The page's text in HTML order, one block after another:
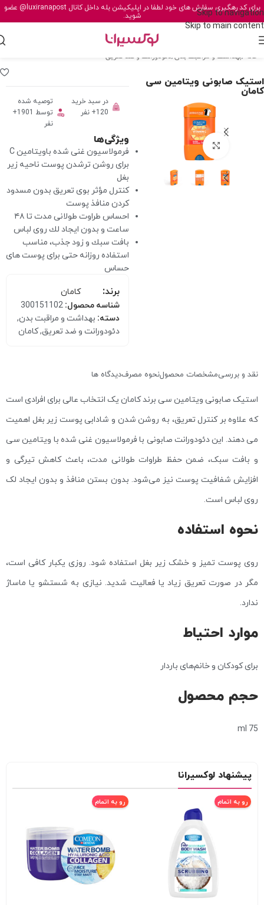
Skip to navigation
Skip to main content
برای کد رهگیری سفارش های خود لطفا در اپلیکیشن بله داخل کانال@luxiranapost عضو
شوید.
خانه /بهداشت و مراقبت بدن /دئودورانت و ضد تعریق
استیک صابونی ویتامین سی
کامان
برای بزرگنمایی کلیک کنید
در سبد خرید
120+ نفر
توصیه شده
توسط 1901+
نفر
ویژگی‌ها
فرمولاسيون غنى شده باويتامين C
براى روشن ترشدن پوست ناحيه زير
بغل
كنترل مؤثر بوى تعريق بدون مسدود
كردن منافذ پوست
احساس طراوت طولانى مدت تا ٤٨
ساعت و بدون ايجاد لك روى لباس
بافت سبك و زود جذب، مناسب
استفاده روزانه حتى براى پوست هاى
حساس
برند:
کامان
شناسه محصول: 300151102
دسته: بهداشت و مراقبت بدن,
دئودورانت و ضد تعریق,کامان
نقد و بررسیمشخصات محصولنحوه مصرفدیدگاه ها
استیک صابونی ویتامین سی برند کامان یک انتخاب عالی برای افرادی است
که علاوه بر کنترل تعریق، به روشن شدن و شادابی پوست زیر بغل اهمیت
می دهند. این دئودورانت صابونی با فرمولاسیون غنی شده با ویتامین سی
و بافت سبک، ضمن حفظ طراوات طولانی مدت، باعث کاهش تیرگی و
افزایش شفافیت پوست نیز می‌شود. بدون بستن منافذ و بدون ایجاد لک
روی لباس است.
نحوه استفاده
روی پوست تمیز و خشک زیر بغل استفاده شود. روزی یکبار کافی است،
مگر در صورت تعریق زیاد یا فعالیت شدید. نیازی به شستشو یا ماساژ
ندارد.
موارد احتیاط
برای کودکان و خانم‌های باردار
حجم محصول
75 ml
پیشنهاد لوکسیرانا
رو به اتمام رو به اتمام